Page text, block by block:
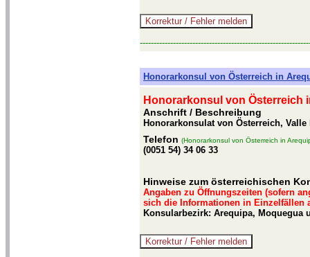
Honorarkonsul von Österreich in
Honorarkonsul von Österreich
Anschrift / Beschreibung
Honorarkonsulat von Österreich,
Telefon (Honorarkonsul von Österreich in
(0051 54) 34 06 33
Hinweise zum österreichischen
Angaben zu Öffnungszeiten (sofern
sich die Informationen in Einzelfällen
Konsularbezirk: Arequipa, Moquegua